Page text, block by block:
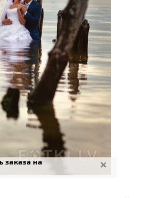
– закажите онлайн
ваших фотографий
самовывоз
заказа на